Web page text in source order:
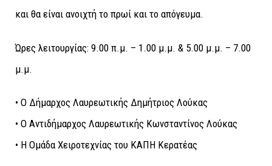
και θα είναι ανοιχτή το πρωί και το απόγευμα.
Ώρες λειτουργίας: 9.00 π.μ. – 1.00 μ.μ. & 5.00 μ.μ. – 7.00
μ.μ.
• Ο Δήμαρχος Λαυρεωτικής Δημήτριος Λούκας
• Ο Αντιδήμαρχος Λαυρεωτικής Κωνσταντίνος Λούκας
• Η Ομάδα Χειροτεχνίας του ΚΑΠΗ Κερατέας